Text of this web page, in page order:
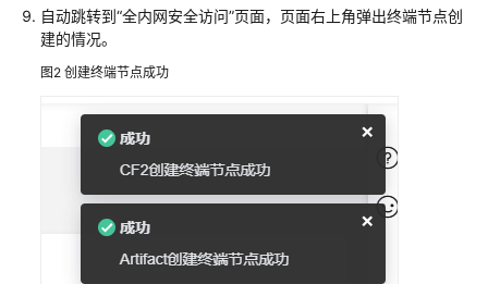
配
置
网
CodeArts
自动跳转到“全内网安全访问”页面，页面右上角弹出终端节点创
建的情况。
图2 创建终端节点成功